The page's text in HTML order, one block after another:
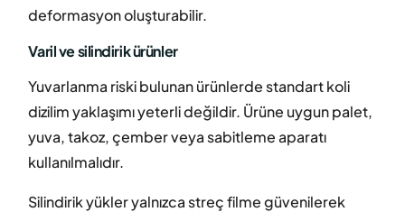
deformasyon oluşturabilir.
Varil ve silindirik ürünler
Yuvarlanma riski bulunan ürünlerde standart koli
dizilim yaklaşımı yeterli değildir. Ürüne uygun palet,
yuva, takoz, çember veya sabitleme aparatı
kullanılmalıdır.
Silindirik yükler yalnızca streç filme güvenilerek